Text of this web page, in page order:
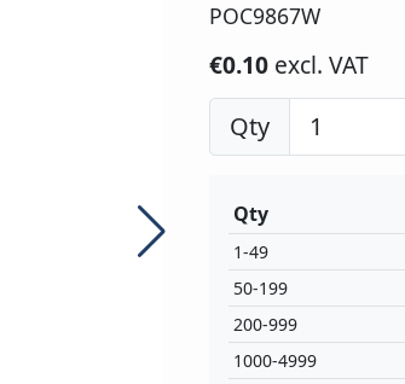
POC9867W
€0.10 excl. VAT
Qty
Qty
1-49
50-199
200-999
1000-4999